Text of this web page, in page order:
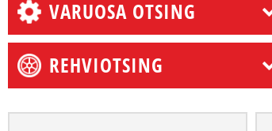
VARUOSA OTSING
REHVIOTSING